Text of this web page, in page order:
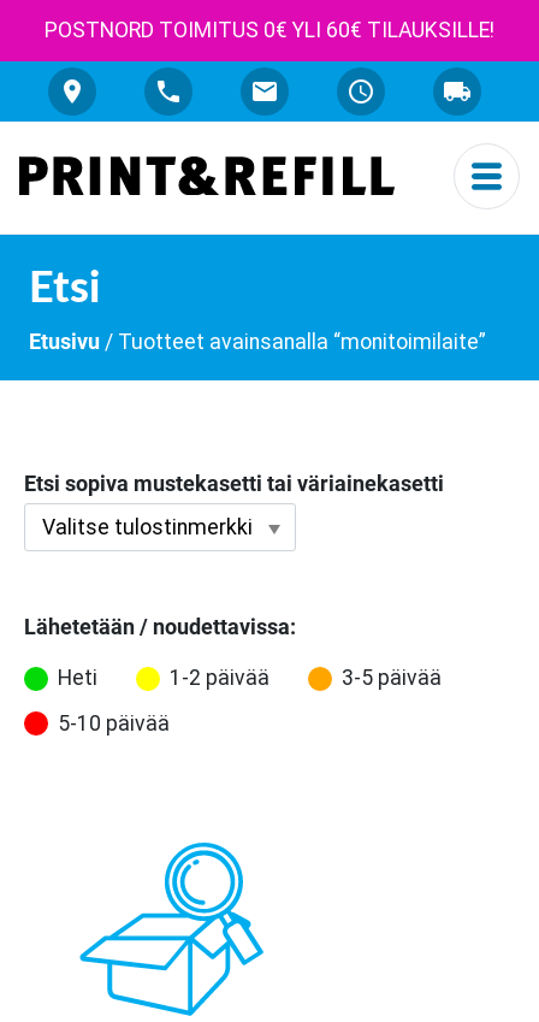
POSTNORD TOIMITUS 0€ YLI 60€ TILAUKSILLE!
Etsi
Etusivu / Tuotteet avainsanalla “monitoimilaite”
Etsi sopiva mustekasetti tai väriainekasetti
Lähetetään / noudettavissa:
Heti 1-2 päivää
3-5 päivää
5-10 päivää